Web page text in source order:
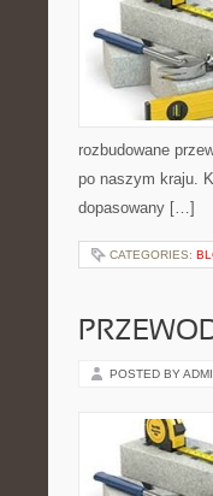
rozbudowane
po naszym kraju.
dopasowany […]
CATEGORIES:
POSTED BY